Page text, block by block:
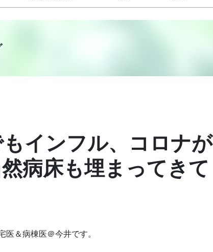
インフル、コロナが
病床も埋まってきて
＆病棟医＠今井です。